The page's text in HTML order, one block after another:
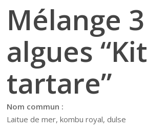
Mélange 3
algues “Kit
tartare”
Nom commun :
Laitue de mer, kombu royal, dulse